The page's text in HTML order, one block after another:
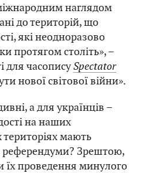
наглядом
до територій, що
які неодноразово
протягом століть», –
для часописуSpectator
нової світової війни».
а для українців –
на наших
мають
референдуми? Зрештою,
їх проведення минулого